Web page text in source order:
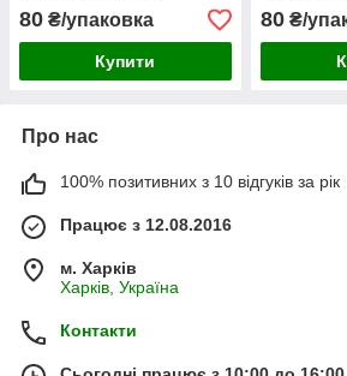
80 ₴/упаковка
Купити
80₴/
Про нас
100% позитивних з 10 відгуків за рік
Працює з 12.08.2016
м. Харків
Харків, Україна
Контакти